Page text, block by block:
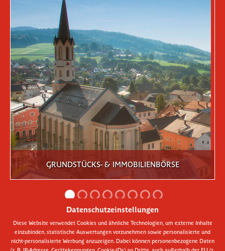
Datenschutzeinstellungen
Diese Website verwendet Cookies und ähnliche Technologien, um externe Inhalte
einzubinden, statistische Auswertungen vorzunehmen sowie personalisierte und
nicht-personalisierte Werbung anzuzeigen. Dabei können personenbezogene Daten
AMTLICHE
BEKANNTMACHUNGEN
GRUNDSTÜCKS- & IMMOBILIENBÖRSE